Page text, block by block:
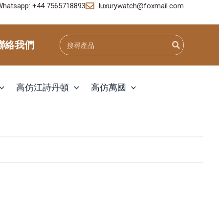
+44 7565718893 luxurywatch@foxmail.com
絡我們
Search
for:
高仿江詩丹頓 高仿萬國